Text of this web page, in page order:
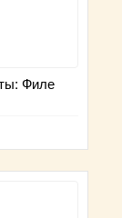
Филе